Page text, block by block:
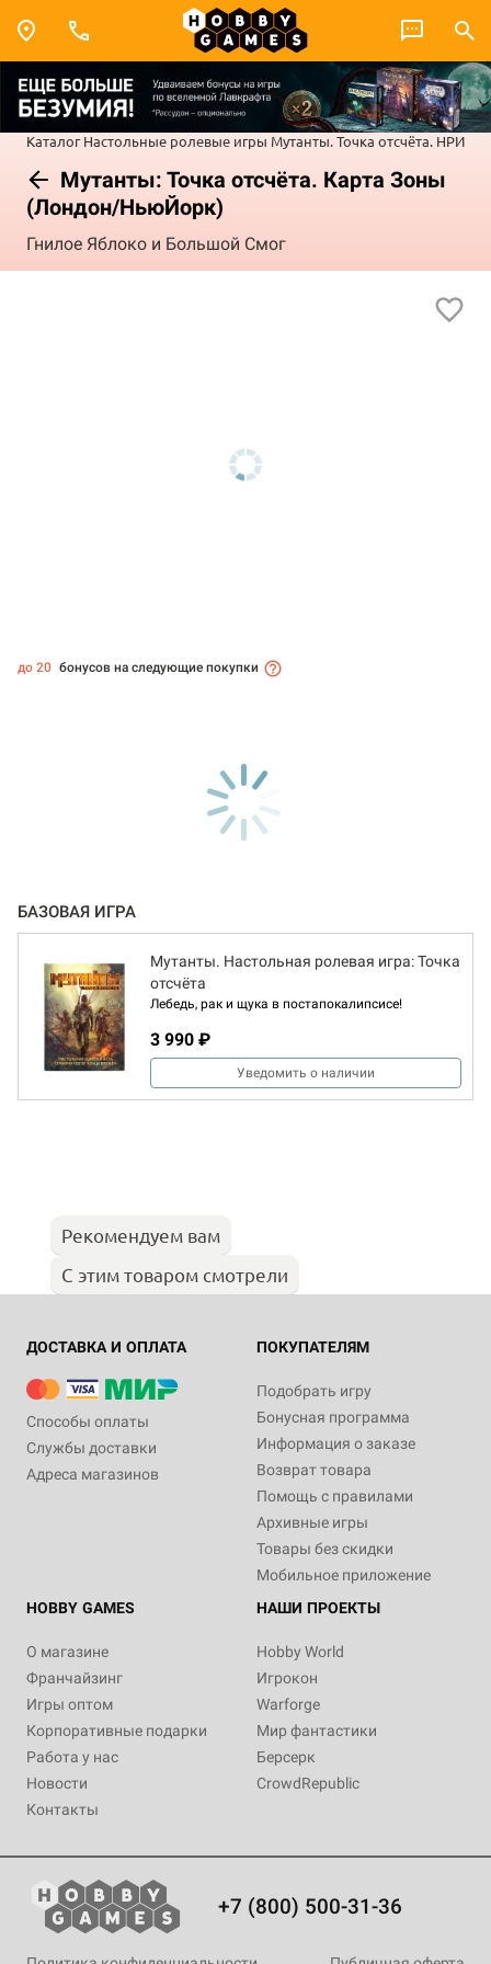
Каталог Настольные ролевые игры Мутанты. Точка отсчёта. НРИ
Мутанты: Точка отсчёта. Карта Зоны
(Лондон/НьюЙорк)
Гнилое Яблоко и Большой Смог
до 20 бонусов на следующие покупки
БАЗОВАЯ ИГРА
Мутанты. Настольная ролевая игра: Точка
отсчёта
Лебедь, рак и щука в постапокалипсисе!
3 990 ₽
Уведомить о наличии
Рекомендуем вам
С этим товаром смотрели
ДОСТАВКА И ОПЛАТА
Способы оплаты
Службы доставки
Адреса магазинов
ПОКУПАТЕЛЯМ
Подобрать игру
Бонусная программа
Информация о заказе
Возврат товара
Помощь с правилами
Архивные игры
Товары без скидки
Мобильное приложение
HOBBY GAMES
О магазине
Франчайзинг
Игры оптом
Корпоративные подарки
Работа у нас
Новости
Контакты
НАШИ ПРОЕКТЫ
Hobby World
Игрокон
Warforge
Мир фантастики
Берсерк
CrowdRepublic
+7 (800) 500-31-36